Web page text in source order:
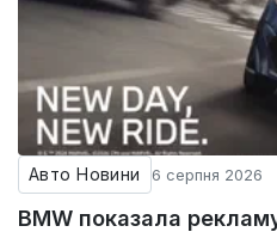
Авто Новини 6 серпня 2026
BMW показала